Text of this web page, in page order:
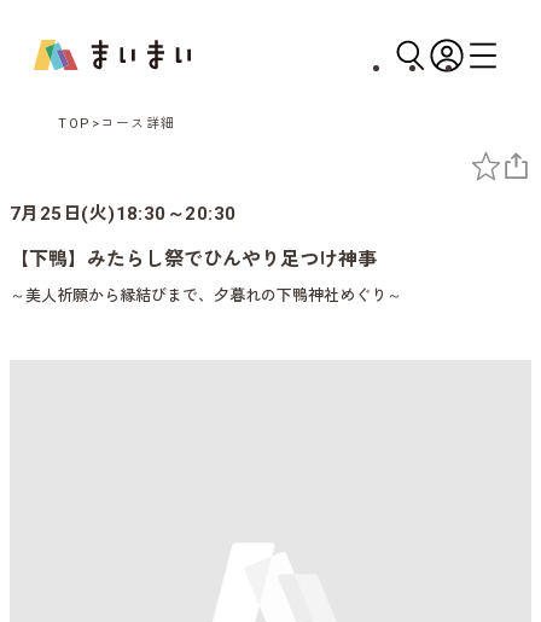
TOP コース詳細
7月25日(火)18:30～20:30
【下鴨】みたらし祭でひんやり足つけ神事
～美人祈願から縁結びまで、夕暮れの下鴨神社めぐり～